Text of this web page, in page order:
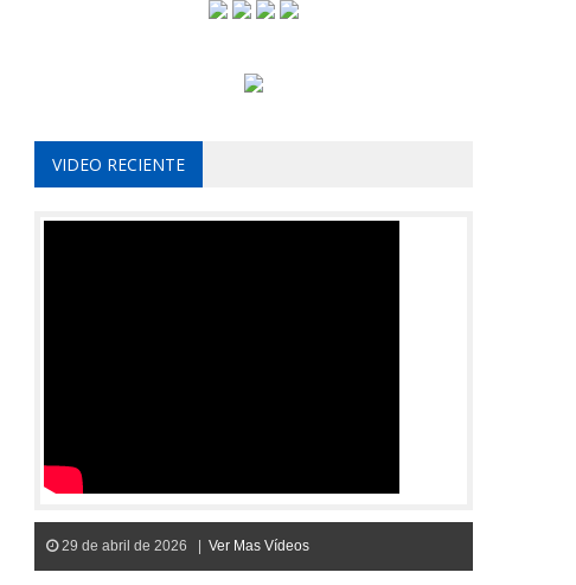
VIDEO RECIENTE
29 de abril de 2026 | Ver Mas Vídeos